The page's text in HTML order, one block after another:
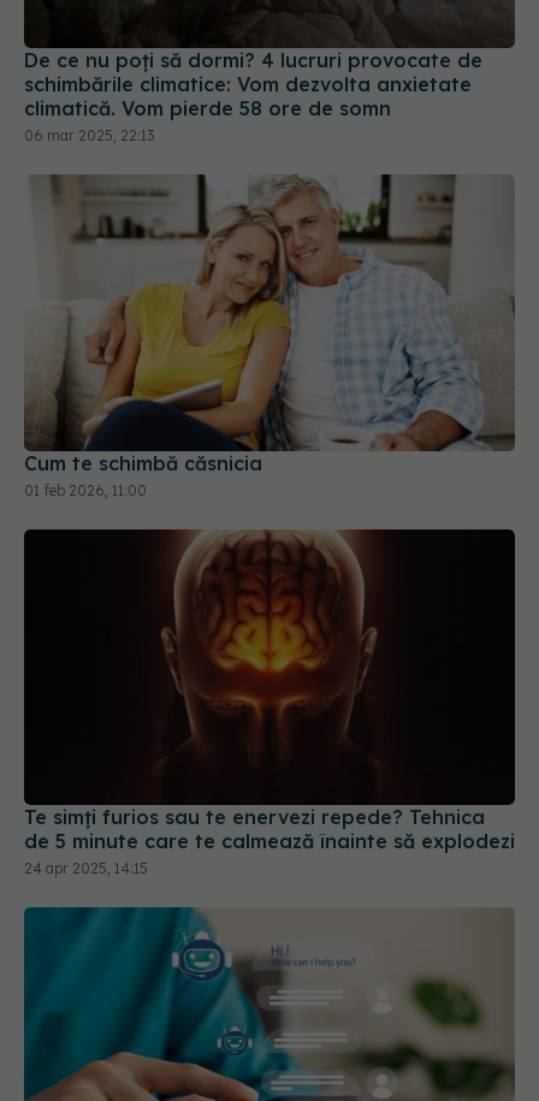
De ce nu poți să dormi? 4 lucruri provocate de
schimbările climatice: Vom dezvolta anxietate
climatică. Vom pierde 58 ore de somn
06 mar 2025, 22:13
Cum te schimbă căsnicia
01 feb 2026, 11:00
Te simți furios sau te enervezi repede? Tehnica
de 5 minute care te calmează înainte să explodezi
24 apr 2025, 14:15